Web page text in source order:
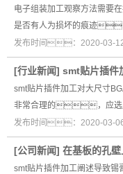
电子组装加工观察方法需
是否有人为损坏的痕迹
发布时间：2020-03-
[行业新闻] smt贴片插件
smt贴片插件加工对大尺
非常合理的，应选
发布时间：2020-03-
[公司新闻] 在基板的孔
smt贴片插件加工阐述导致